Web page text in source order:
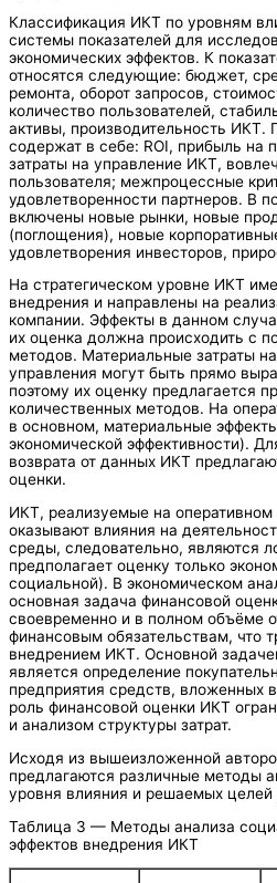
Классификация ИКТ по уровням
системы показателей для
экономических эффектов. К
относятся следующие: бюджет,
ремонта, оборот запросов,
количество пользователей,
активы, производительность ИКТ.
содержат в себе: ROI, прибыль на
затраты на управление ИКТ,
пользователя; межпроцессные
удовлетворенности партнеров. В
включены новые рынки, новые
(поглощения), новые
удовлетворения инвесторов,
На стратегическом уровне ИКТ
внедрения и направлены на
компании. Эффекты в данном
их оценка должна происходить с
методов. Материальные затраты
управления могут быть прямо
поэтому их оценку предлагается
количественных методов. На
в основном, материальные
экономической эффективности).
возврата от данных ИКТ
оценки.
ИКТ, реализуемые на оперативном
оказывают влияния на
среды, следовательно, являются
предполагает оценку только
социальной). В экономическом
основная задача финансовой
своевременно и в полном объёме
финансовым обязательствам, что
внедрением ИКТ. Основной
является определение
предприятия средств, вложенных
роль финансовой оценки ИКТ
и анализом структуры затрат.
Исходя из вышеизложенной
предлагаются различные методы
уровня влияния и решаемых целей
Таблица 3 — Методы анализа
эффектов внедрения ИКТ